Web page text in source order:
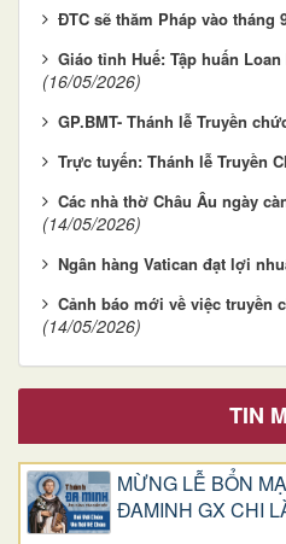
ĐTC sẽ thăm Pháp vào tháng
Giáo tỉnh Huế: Tập huấn
(16/05/2026)
GP.BMT- Thánh lễ Truyền
Trực tuyến: Thánh lễ Truyền
Các nhà thờ Châu Âu ngày
(14/05/2026)
Ngân hàng Vatican đạt lợi
Cảnh báo mới về việc truyền
(14/05/2026)
TIN
MỪNG LỄ BỔN
ĐAMINH GX CHI